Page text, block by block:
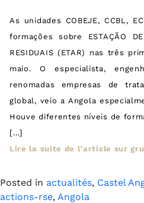
As unidades COBEJE, CCBL,
formações sobre ESTAÇÃO DE
RESIDUAIS (ETAR) nas três
maio. O especialista,
renomadas empresas de
global, veio a Angola
Houve diferentes níveis de
[…]
Lire la suite de l’article sur
Posted in actualités, Castel
actions-rse, Angola